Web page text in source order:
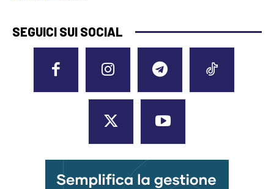
SEGUICI SUI SOCIAL